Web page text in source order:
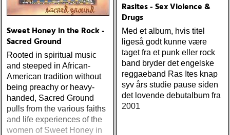
Sweet Honey in the Rock -
Sacred Ground
Rooted in spiritual music
and steeped in African-
American tradition without
being preachy or heavy-
handed, Sacred Ground
pulls from the various faiths
and life experiences of the
women of Sweet Honey in
Rasites - Sex Violence &
Drugs
Med et album, hvis titel
ligeså godt kunne være
taget fra et punk eller rock
band bryder det engelske
reggaeband Ras Ites knap
syv års studie pause siden
det lovende debutalbum fra
2001